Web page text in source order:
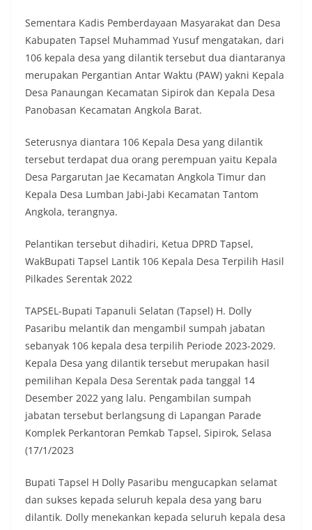
penghormatan kita bersama terhadap
perjuangan para pahlawan yang telah merebut
kemerdekaan,” ujar Aiptu Muliyadi Suraukur saat
berdialog dengan warga.‎‎Ia juga menambahkan
agar warga memperhatikan kondisi bendera yang
akan dikibarkan, memastikan bendera dalam
keadaan bersih, tidak sobek, dan layak untuk
dikibarkan sebagai simbol kehormatan
bendera, kegiatan sambang DDS ini juga
dimanfaatkan sebagai sarana deteksi dini (early
warning) guna mengantisipasi potensi gangguan
keamanan dan ketertiban masyarakat
(Kamtibmas) di lingkungan tempat tinggal warga.
Melalui interaksi langsung tersebut,
awal terkait situasi sosial, potensi kerawanan,
maupun hal-hal yang dapat mengganggu
kondusivitas wilayah, khususnya menjelang
perayaan HUT Kemerdekaan RI yang biasanya
keramaian warga.‎‎Dengan adanya deteksi dini ini,
diharapkan potensi gangguan keamanan dapat
diantisipasi sejak awal sehingga situasi di
Kelurahan Sunggal tetap terjaga aman, tertib,
dan kondusif hingga puncak perayaan HUT
Kemerdekaan RI berlangsung.‎‎Wujud Kedekatan
Polri dengan Masyarakat‎Kegiatan sambang Door
to Door System ini merupakan salah satu bentuk
implementasi program Polri Presisi yang
mengedepankan kehadiran dan kedekatan
personel Kepolisian dengan masyarakat. Melalui
hanya berperan sebagai penyampai informasi
dan imbauan, tetapi juga sebagai mitra
masyarakat dalam menjaga keamanan lingkungan
secara bersama-sama.‎‎Kehadiran
Sementara Kadis Pemberdayaan Masyarakat dan Desa
Kabupaten Tapsel Muhammad Yusuf mengatakan, dari
106 kepala desa yang dilantik tersebut dua diantaranya
merupakan Pergantian Antar Waktu (PAW) yakni Kepala
Desa Panaungan Kecamatan Sipirok dan Kepala Desa
Panobasan Kecamatan Angkola Barat.
Seterusnya diantara 106 Kepala Desa yang dilantik
tersebut terdapat dua orang perempuan yaitu Kepala
Desa Pargarutan Jae Kecamatan Angkola Timur dan
Kepala Desa Lumban Jabi-Jabi Kecamatan Tantom
Angkola, terangnya.
Pelantikan tersebut dihadiri, Ketua DPRD Tapsel,
WakBupati Tapsel Lantik 106 Kepala Desa Terpilih Hasil
Pilkades Serentak 2022
TAPSEL-Bupati Tapanuli Selatan (Tapsel) H. Dolly
Pasaribu melantik dan mengambil sumpah jabatan
sebanyak 106 kepala desa terpilih Periode 2023-2029.
Kepala Desa yang dilantik tersebut merupakan hasil
pemilihan Kepala Desa Serentak pada tanggal 14
Desember 2022 yang lalu. Pengambilan sumpah
jabatan tersebut berlangsung di Lapangan Parade
Komplek Perkantoran Pemkab Tapsel, Sipirok, Selasa
(17/1/2023
Bupati Tapsel H Dolly Pasaribu mengucapkan selamat
dan sukses kepada seluruh kepala desa yang baru
dilantik. Dolly menekankan kepada seluruh kepala desa